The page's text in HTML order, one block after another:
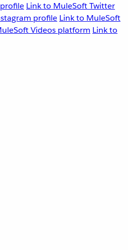
Link to MuleSoft Twitter
profile Link to MuleSoft
Videos platform Link to